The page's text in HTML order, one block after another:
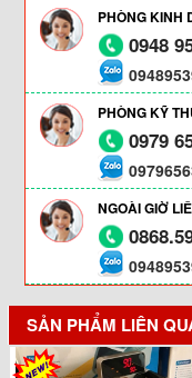
PHÒNG KINH
0948
PHÒNG KỸ
0979
NGOÀI GIỜ
SẢN PHẨM LIÊN